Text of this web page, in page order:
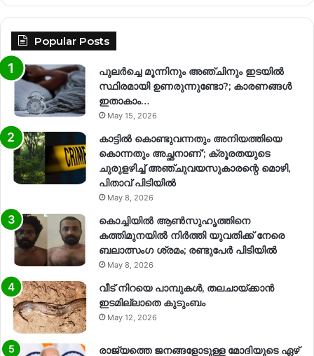
Popular Posts
പുലർച്ചെ മൂന്നിനും അഞ്ചിനും ഇടയിൽ
സ്ഥിരമായി ഉണരുന്നുണ്ടോ?; കാരണങ്ങള്‍
ഇതാകാം…
May 15, 2026
കാട്ടിൽ കൊണ്ടുവന്നതും അനിയത്തിയെ
കൊന്നതും അച്ഛനാണ്’; ക്രൂരതയുടെ
ചുരുളഴിച്ച് അഞ്ചുവയസുകാരന്റെ മൊഴി,
പിതാവ് പിടിയിൽ
May 8, 2026
കൊച്ചിയിൽ ആൺസുഹൃത്തിനെ
കത്തിമുനയിൽ നിർത്തി യുവതിക്ക് നേരെ
ബലാത്സംഗ​ ശ്രമം; രണ്ടുപേർ പിടിയിൽ
May 8, 2026
വീട് നിറയെ പാമ്പുകൾ, തലചായ്ക്കാൻ
ഇടമില്ലാതെ കുടുംബം
May 12, 2026
രാജ്യത്തെ ജനങ്ങളോടുള്ള മോദിയുടെ ഏഴ്